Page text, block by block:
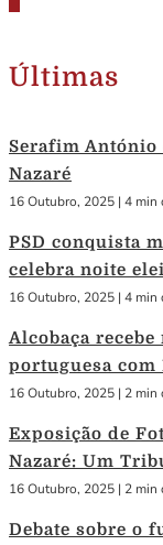
Últimas
Serafim António
Nazaré
16 Outubro, 2025 | 4 min
PSD conquista
celebra noite
16 Outubro, 2025 | 4 min
Alcobaça
portuguesa com
16 Outubro, 2025 | 2 min
Exposição de
Nazaré: Um
16 Outubro, 2025 | 2 min
Debate sobre o